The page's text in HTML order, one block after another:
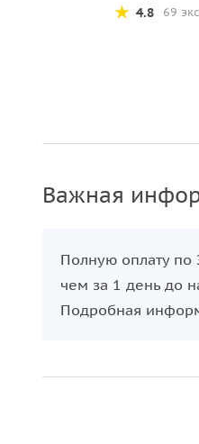
4.8
69
Важная
Полную оплату по
чем за 1 день до
Подробная